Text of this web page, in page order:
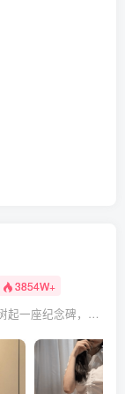
3854W+
死亡无人能免，但非凡的成就会树起一座纪念碑，它将一直立到太阳冷却之时